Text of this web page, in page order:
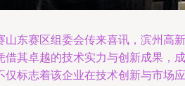
山东赛区组委会传来喜讯，滨州高新
借其卓越的技术实力与创新成果，成
仅标志着该企业在技术创新与市场应